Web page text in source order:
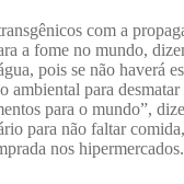
com a
a fome no mundo,
pois se não haverá
ambiental para desmatar
para o mundo”,
para não faltar
nos hipermercados.